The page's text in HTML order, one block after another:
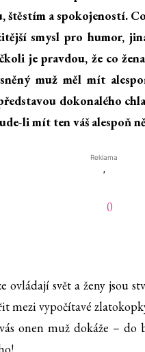
štěstím a spokojeností.
smysl pro humor,
je pravdou, že co
muž měl mít
dokonalého
li mít ten váš alespoň
Reklama
'
ovládají svět a ženy jsou
mezi vypočítavé
onen muž dokáže –